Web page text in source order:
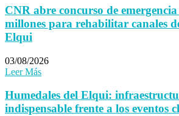
CNR abre concurso de
millones para rehabilitar canales
Elqui
03/08/2026
Leer Más
Humedales del Elqui:
indispensable frente a los eventos